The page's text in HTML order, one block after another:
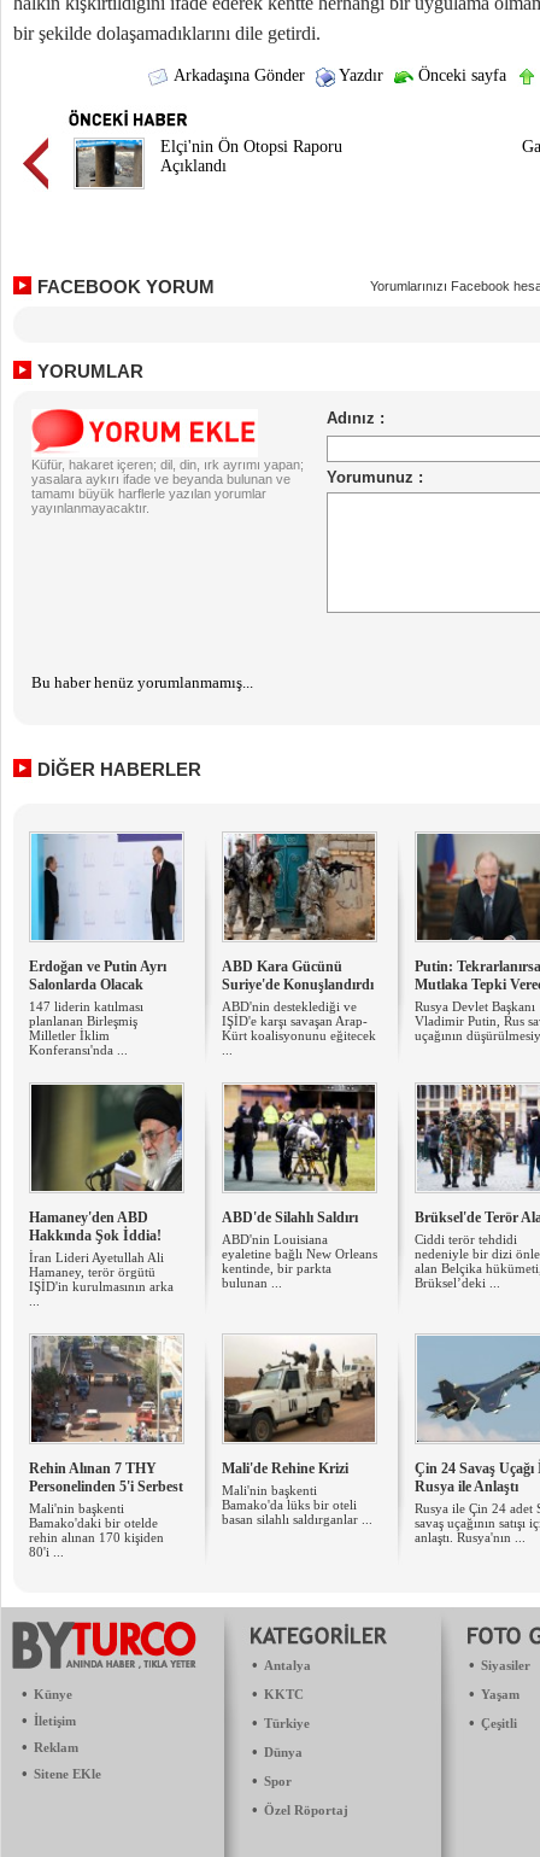
bir şekilde dolaşamadıklarını dile getirdi.
Arkadaşına Gönder Yazdır Önceki sayfa
Elçi'nin Ön Otopsi Raporu
Açıklandı
FACEBOOK YORUM Yorumlarınızı Facebook
YORUMLAR
Küfür, hakaret içeren; dil, din, ırk ayrımı yapan;
yasalara aykırı ifade ve beyanda bulunan ve
tamamı büyük harflerle yazılan yorumlar
yayınlanmayacaktır.
Bu haber henüz yorumlanmamış...
DİĞER HABERLER
Erdoğan ve Putin Ayrı
Salonlarda Olacak
147 liderin katılması
planlanan Birleşmiş
Milletler İklim
Konferansı'nda ...
ABD Kara Gücünü
Suriye'de Konuşlandırdı
ABD'nin desteklediği ve
IŞİD'e karşı savaşan Arap-
Kürt koalisyonunu eğitecek
Putin: Tekrarlanırsa
Mutlaka Tepki
Rusya Devlet Başkanı
Vladimir Putin, Rus
uçağının
Hamaney'den ABD
Hakkında Şok İddia!
İran Lideri Ayetullah Ali
Hamaney, terör örgütü
IŞİD'in kurulmasının arka
ABD'de Silahlı Saldırı
ABD'nin Louisiana
eyaletine bağlı New Orleans
kentinde, bir parkta
bulunan ...
Brüksel'de Terör
Ciddi terör tehdidi
nedeniyle bir dizi
alan Belçika
Brüksel’deki ...
Rehin Alınan 7 THY
Personelinden 5'i Serbest
Mali'nin başkenti
Bamako'daki bir otelde
rehin alınan 170 kişiden
80'i ...
Mali'de Rehine Krizi
Mali'nin başkenti
Bamako'da lüks bir oteli
basan silahlı saldırganlar ...
Çin 24 Savaş Uçağı
Rusya ile Anlaştı
Rusya ile Çin 24 adet
savaş uçağının satışı
anlaştı. Rusya'nın ...
• Künye
• İletişim
• Reklam
• Sitene EKle
• Antalya
• KKTC
• Türkiye
• Dünya
• Spor
• Özel Röportaj
• Siyasiler
• Yaşam
• Çeşitli